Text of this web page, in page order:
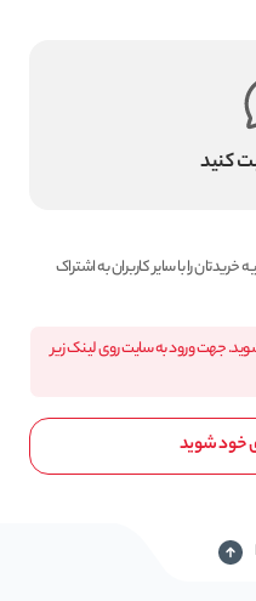
کنید
خریدتان را با سایر کاربران به اشتراک
جهت ورود به سایت روی لینک زیر
خود شوید